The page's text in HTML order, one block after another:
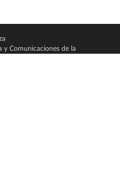
Comunicaciones de la